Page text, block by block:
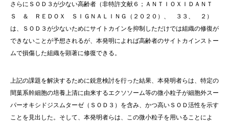
さらにＳＯＤ３が少ない高齢者（非特許文献６；ＡＮＴＩＯＸＩＤＡＮＴ
Ｓ ＆ ＲＥＤＯＸ ＳＩＧＮＡＬＩＮＧ（２０２０）、 ３３、 ２）
は、ＳＯＤ３が少ないためにサイトカインを抑制しただけでは組織の修復が
できないことが予想されるが、本発明によれば高齢者のサイトカインストー
ムで損傷した組織を顕著に修復できる。
上記の課題を解決するために鋭意検討を行った結果、本発明者らは、特定の
間葉系幹細胞の培養上清に由来するエクソソーム等の微小粒子が細胞外スー
パーオキシドジスムターゼ（ＳＯＤ３）を含み、かつ高いＳＯＤ活性を示す
ことを見出した。そして、本発明者らは、この微小粒子を用いることによ